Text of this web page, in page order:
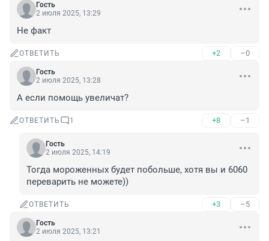
Гость
2 июля 2025, 13:29
Не факт
ОТВЕТИТЬ +2 –0
Гость
2 июля 2025, 13:28
А если помощь увеличат?
ОТВЕТИТЬ 1 +8 –1
Гость
2 июля 2025, 14:19
Тогда мороженных будет побольше, хотя вы и 6060
переварить не можете))
ОТВЕТИТЬ +3 –5
Гость
2 июля 2025, 13:21